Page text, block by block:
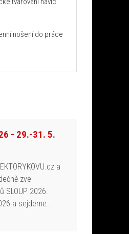
nošení do práce
- 29.-31. 5.
a
zve
SLOUP 2026.
a sejdeme…